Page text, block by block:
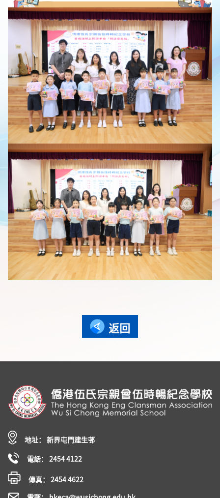
返回
地址： 新界屯門建生邨
電話： 2454 4122
傳真： 2454 4622